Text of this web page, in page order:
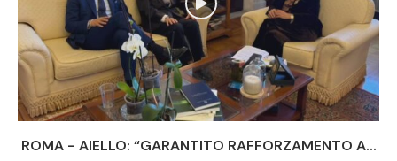
ROMA - AIELLO: “GARANTITO RAFFORZAMENTO A...